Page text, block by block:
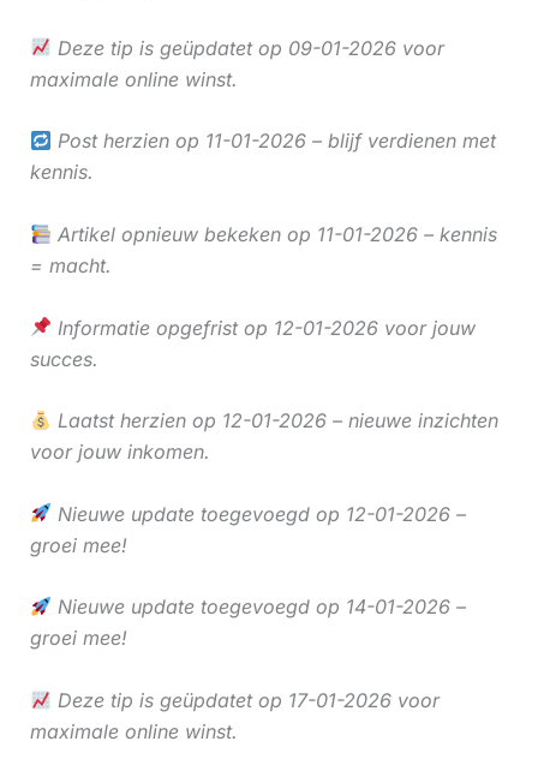
Deze tip is geüpdatet op 09-01-2026 voor
maximale online winst.
Post herzien op 11-01-2026 – blijf verdienen met
kennis.
Artikel opnieuw bekeken op 11-01-2026 – kennis
= macht.
Informatie opgefrist op 12-01-2026 voor jouw
succes.
Laatst herzien op 12-01-2026 – nieuwe inzichten
voor jouw inkomen.
Nieuwe update toegevoegd op 12-01-2026 –
groei mee!
Nieuwe update toegevoegd op 14-01-2026 –
groei mee!
Deze tip is geüpdatet op 17-01-2026 voor
maximale online winst.